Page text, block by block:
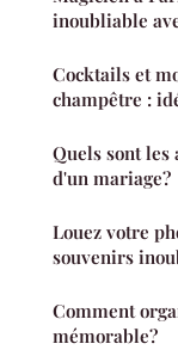
inoubliable
Cocktails et
champêtre :
Quels sont les
d'un mariage?
Louez votre
souvenirs
Comment
mémorable?